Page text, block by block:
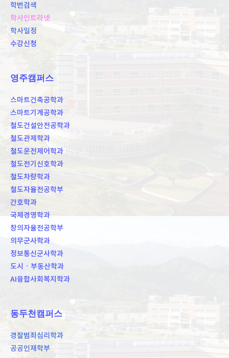
학번검색
학사인트라넷
학사일정
수강신청
영주캠퍼스
스마트건축공학과
스마트기계공학과
철도건설안전공학과
철도관제학과
철도운전제어학과
철도전기신호학과
철도차량학과
철도자율전공학부
간호학과
국제경영학과
창의자율전공학부
의무군사학과
정보통신군사학과
도시ㆍ부동산학과
AI융합사회복지학과
동두천캠퍼스
경찰범죄심리학과
공공인재학부